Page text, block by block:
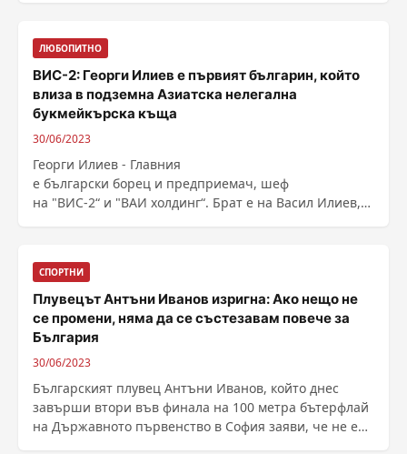
ЛЮБОПИТНО
ВИС-2: Георги Илиев е първият българин, който
влиза в подземна Азиатска нелегална
букмейкърска къща
30/06/2023
Георги Илиев - Главния
е български борец и предприемач, шеф
на "ВИС-2“ и "ВАИ холдинг“. Брат е на Васил Илиев,
СПОРТНИ
Плувецът Антъни Иванов изригна: Ако нещо не
се промени, няма да се състезавам повече за
България
30/06/2023
Българският плувец Антъни Иванов, който днес
завърши втори във финала на 100 метра бътерфлай
на Държавното първенство в София заяви, че не е